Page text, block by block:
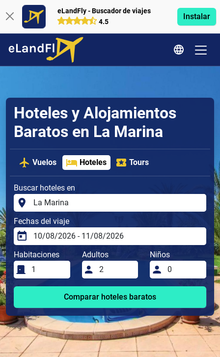
eLandFly - Buscador de viajes
4.5
Instalar
Hoteles y Alojamientos
Baratos en La Marina
Vuelos Hoteles Tours
Buscar hoteles en
Fechas del viaje
Habitaciones Adultos Niños
Comparar hoteles baratos